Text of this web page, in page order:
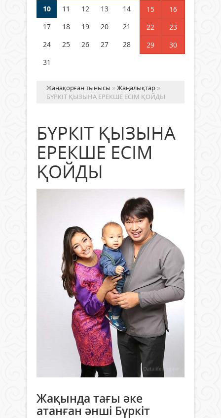
05 тамыз 2026 ж.
10
11 12 13 14 15
16
17
18 19 20 21 22
23
24
25 26 27 28 29
30
31
Жаңақорған тынысы »Жаңалықтар »
БҮРКІТ ҚЫЗЫНА ЕРЕКШЕ ЕСІМ ҚОЙДЫ
БҮРКІТ ҚЫЗЫНА
ЕРЕКШЕ ЕСІМ
ҚОЙДЫ
Жақында тағы әке
атанған әнші Бүркіт